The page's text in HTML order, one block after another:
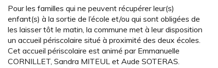
Pour les familles qui ne peuvent récupérer leur(s)
enfant(s) à la sortie de l’école et/ou qui sont obligées de
les laisser tôt le matin, la commune met à leur disposition
un accueil périscolaire situé à proximité des deux écoles.
Cet accueil périscolaire est animé par Emmanuelle
CORNILLET, Sandra MITEUL et Aude SOTERAS.